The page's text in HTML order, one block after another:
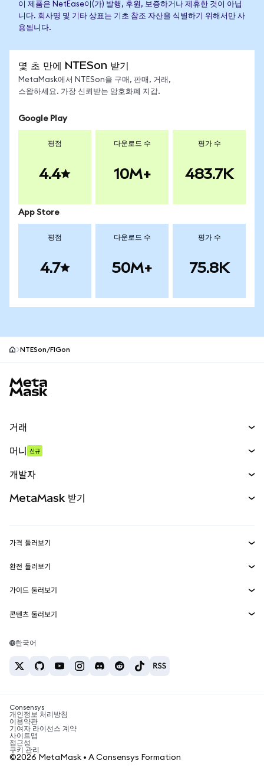
이 제품은 NetEase이(가) 발행, 후원, 보증하거나 제휴한 것이 아닙
니다. 회사명 및 기타 상표는 기초 참조 자산을 식별하기 위해서만 사
용됩니다.
몇 초 만에 NTESon 받기
MetaMask에서 NTESon을 구매, 판매, 거래,
스왑하세요. 가장 신뢰받는 암호화폐 지갑.
Google Play
평점
4.4
다운로드 수
10M+
평가 수
483.7K
App Store
평점
4.7
다운로드 수
50M+
평가 수
75.8K
NTESon/FIGon
거래
무기한 선물
실물자산
머니 신규
개발자
MetaMask Connect
Snaps
웹3 서비스
MetaMask 받기
보안
고객 지원
채용
가격 둘러보기
이더리움 가격
솔라나 가격
테더 가격
환전 둘러보기
ETH를 USD로 환전
USDT를 INR로 환전
BTC를 INR로 환전
ETH를 USDT로 환전
가이드 둘러보기
ETH 매수
USDT 매수
SHIB 매수
BNB 매수
콘텐츠 둘러보기
솔라나 지갑
암호화폐 세금 뉴스
암호화폐 매수 방법
비트코인 매도 방법
한국어
Consensys
개인정보 처리방침
이용약관
기여자 라이선스 계약
사이트맵
접근성
쿠키 관리
©2026 MetaMask • A Consensys Formation